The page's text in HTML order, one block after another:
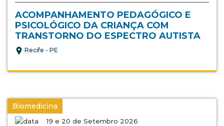
ACOMPANHAMENTO PEDAGÓGICO E
PSICOLÓGICO DA CRIANÇA COM
TRANSTORNO DO ESPECTRO AUTISTA
Recife - PE
Biomedicina
19 e 20 de Setembro 2026